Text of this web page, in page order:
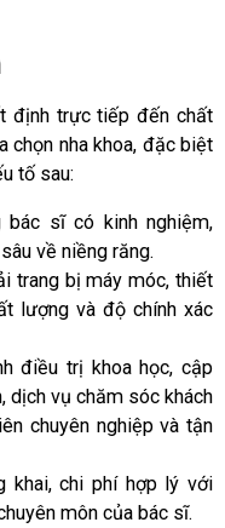
định trực tiếp đến chất
chọn nha khoa, đặc biệt
tố sau:
bác sĩ có kinh nghiệm,
về niềng răng.
trang bị máy móc, thiết
lượng và độ chính xác
điều trị khoa học, cập
dịch vụ chăm sóc khách
chuyên nghiệp và tận
khai, chi phí hợp lý với
môn của bác sĩ.